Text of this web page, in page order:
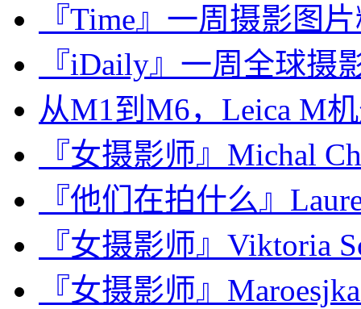
『Time』一周摄影图
『iDaily』一周全球摄
从M1到M6，Leica M
『女摄影师』Michal
『他们在拍什么』
『女摄影师』Viktoria
『女摄影师』